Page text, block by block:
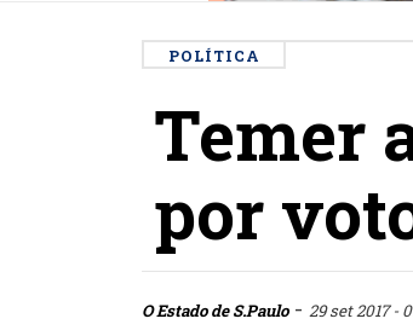
POLÍTICA
Temer
por
O Estado de S.Paulo- 29 set 2017 -